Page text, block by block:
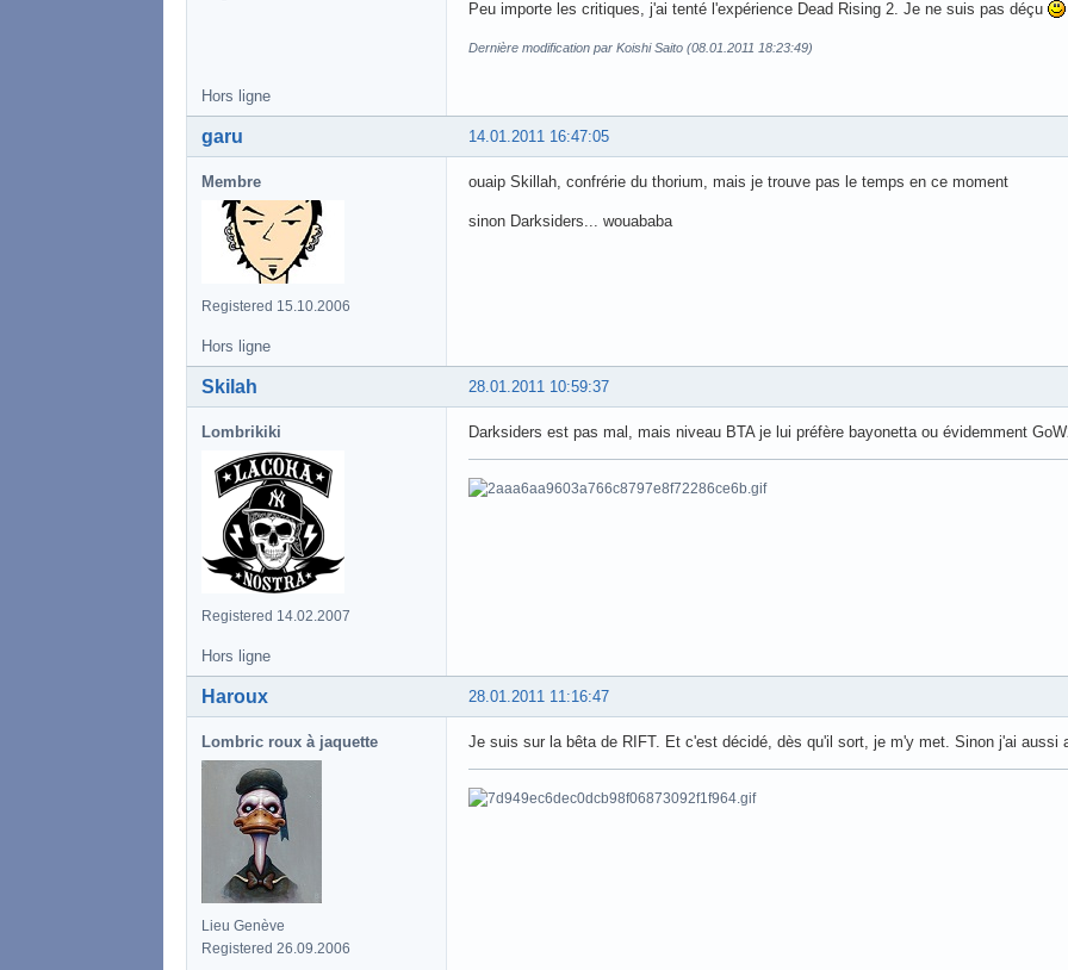
Peu importe les critiques, j'ai tenté l'expérience Dead Rising 2. Je ne suis pas déçu
Dernière modification par Koishi Saito (08.01.2011 18:23:49)
Hors ligne
14.01.2011 16:47:05
garu
Membre
Registered 15.10.2006
ouaip Skillah, confrérie du thorium, mais je trouve pas le temps en ce moment
sinon Darksiders... wouababa
Hors ligne
28.01.2011 10:59:37
Skilah
Lombrikiki
Registered 14.02.2007
Darksiders est pas mal, mais niveau BTA je lui préfère bayonetta ou évidemment
Hors ligne
28.01.2011 11:16:47
Haroux
Lombric roux à jaquette
Lieu Genève
Registered 26.09.2006
Je suis sur la bêta de RIFT. Et c'est décidé, dès qu'il sort, je m'y met. Sinon j'ai